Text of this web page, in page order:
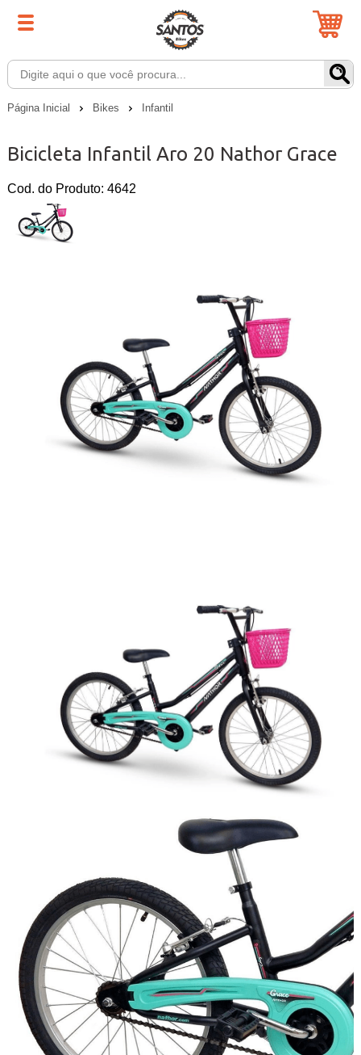
Página Inicial Bikes Infantil
Bicicleta Infantil Aro 20 Nathor Grace
Cod. do Produto: 4642